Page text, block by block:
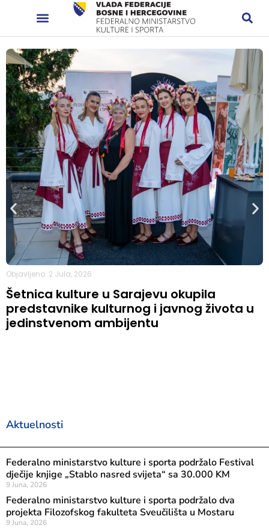
Objavljeno: 2 Jula, 2026
Šetnica kulture u Sarajevu okupila
predstavnike kulturnog i javnog života u
jedinstvenom ambijentu
Aktuelnosti
Federalno ministarstvo kulture i sporta podržalo Festival
dječije knjige „Stablo nasred svijeta“ sa 30.000 KM
9 Juna, 2026
Federalno ministarstvo kulture i sporta podržalo dva
projekta Filozofskog fakulteta Sveučilišta u Mostaru
9 Juna, 2026